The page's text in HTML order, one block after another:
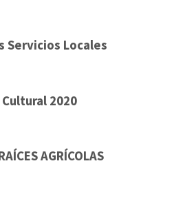
Servicios Locales
2020
AGRÍCOLAS